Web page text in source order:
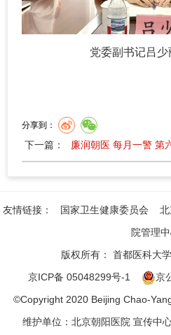
党委副书记吕
分享到：
下一篇： 廉润朝医 每月一警 第
友情链接： 国家卫生健康委员会
院管理
版权所有： 首都医科大
京ICP备 05048299号-1
京
©Copyright 2020 Beijing Chao-
维护单位：北京朝阳医院 宣传中